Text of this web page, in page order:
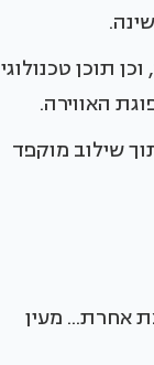
תוכן טכנולוגי
האווירה.
שילוב מוקפד
אחרת... מעין